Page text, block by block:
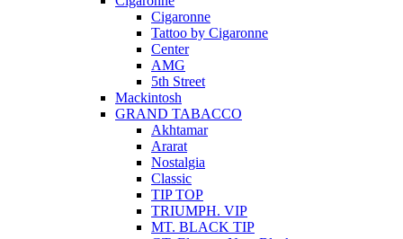
Cigaronne
Tattoo by Cigaronne
Center
AMG
5th Street
Mackintosh
GRAND TABACCO
Akhtamar
Ararat
Nostalgia
Classic
TIP TOP
TRIUMPH. VIP
MT. BLACK TIP